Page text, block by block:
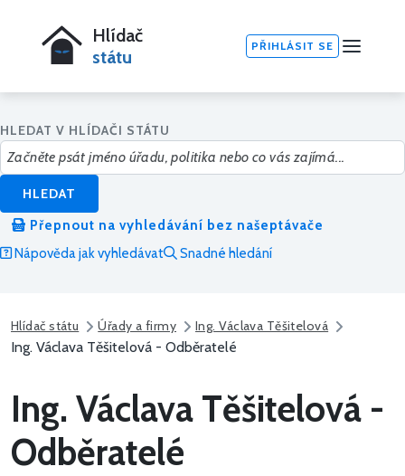
Hlídač
státu
PŘIHLÁSIT SE
HLEDAT V HLÍDAČI STÁTU
HLEDAT
Přepnout na vyhledávání bez našeptávače
Nápověda jak vyhledávat
Snadné hledání
Hlídač státu Úřady a firmy Ing. Václava Těšitelová
Ing. Václava Těšitelová - Odběratelé
Ing. Václava Těšitelová -
Odběratelé